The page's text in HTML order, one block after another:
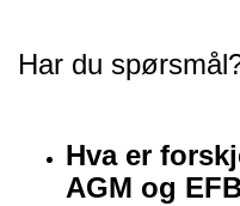
Har du
Hva er
AGM og